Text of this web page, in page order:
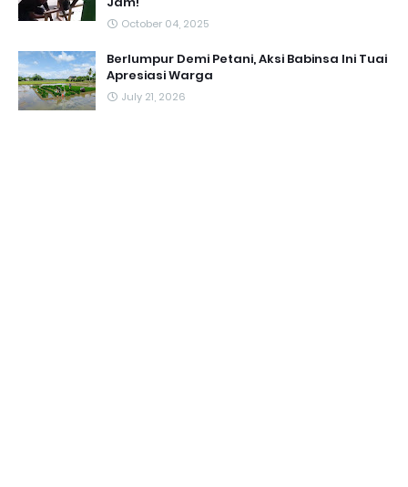
October 04, 2025
Berlumpur Demi Petani, Aksi Babinsa Ini Tuai
Apresiasi Warga
July 21, 2026